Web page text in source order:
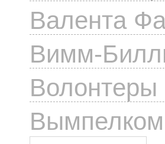
Валента
Вимм-
Вымпелком